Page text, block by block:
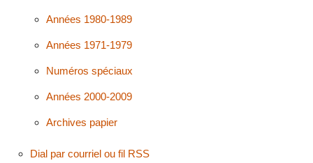
Années 1980-1989
Années 1971-1979
Numéros spéciaux
Années 2000-2009
Archives papier
Dial par courriel ou fil RSS